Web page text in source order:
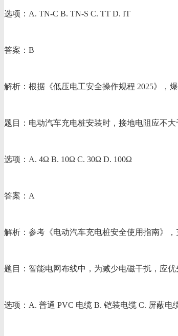
选项：A. TN-C B. TN-S C. TT D. IT
答案：B
解析：根据《低压电工安全操作规程 2025》，
题目：电动汽车充电桩安装时，接地电阻应不大
选项：A. 4Ω B. 10Ω C. 30Ω D. 100Ω
答案：A
解析：参考《电动汽车充电桩安全使用指南》
题目：智能电网布线中，为减少电磁干扰，应优
选项：A. 普通 PVC 电缆 B. 铠装电缆 C. 屏蔽电